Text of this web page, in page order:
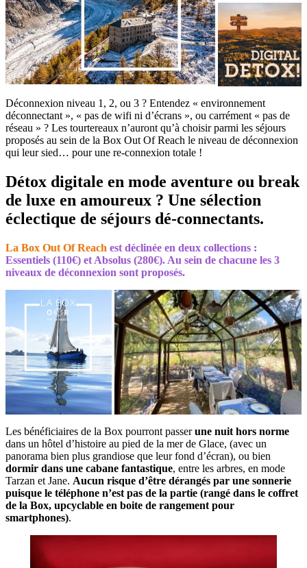
Déconnexion niveau 1, 2, ou 3 ? Entendez « environnement
déconnectant », « pas de wifi ni d’écrans », ou carrément « pas de
réseau » ? Les tourtereaux n’auront qu’à choisir parmi les séjours
proposés au sein de la Box Out Of Reach le niveau de déconnexion
qui leur sied… pour une re-connexion totale !
Détox digitale en mode aventure ou break
de luxe en amoureux ? Une sélection
éclectique de séjours dé-connectants.
La Box Out Of Reach est déclinée en deux collections :
Essentiels (110€) et Absolus (280€). Au sein de chacune les 3
niveaux de déconnexion sont proposés.
Les bénéficiaires de la Box pourront passerune nuit hors norme
dans un hôtel d’histoire au pied de la mer de Glace, (avec un
panorama bien plus grandiose que leur fond d’écran), ou bien
dormir dans une cabane fantastique, entre les arbres, en mode
Tarzan et Jane. Aucun risque d’être dérangés par une sonnerie
puisque le téléphone n’est pas de la partie (rangé dans le coffret
de la Box, upcyclable en boite de rangement pour
smartphones).